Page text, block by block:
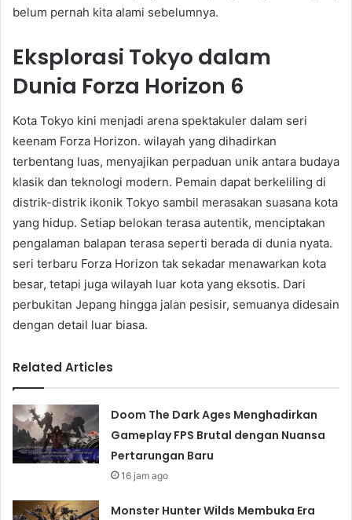
belum pernah kita alami sebelumnya.
Eksplorasi Tokyo dalam
Dunia Forza Horizon 6
Kota Tokyo kini menjadi arena spektakuler dalam seri
keenam Forza Horizon. wilayah yang dihadirkan
terbentang luas, menyajikan perpaduan unik antara budaya
klasik dan teknologi modern. Pemain dapat berkeliling di
distrik-distrik ikonik Tokyo sambil merasakan suasana kota
yang hidup. Setiap belokan terasa autentik, menciptakan
pengalaman balapan terasa seperti berada di dunia nyata.
seri terbaru Forza Horizon tak sekadar menawarkan kota
besar, tetapi juga wilayah luar kota yang eksotis. Dari
perbukitan Jepang hingga jalan pesisir, semuanya didesain
dengan detail luar biasa.
Related Articles
Doom The Dark Ages Menghadirkan
Gameplay FPS Brutal dengan Nuansa
Pertarungan Baru
16 jam ago
Monster Hunter Wilds Membuka Era